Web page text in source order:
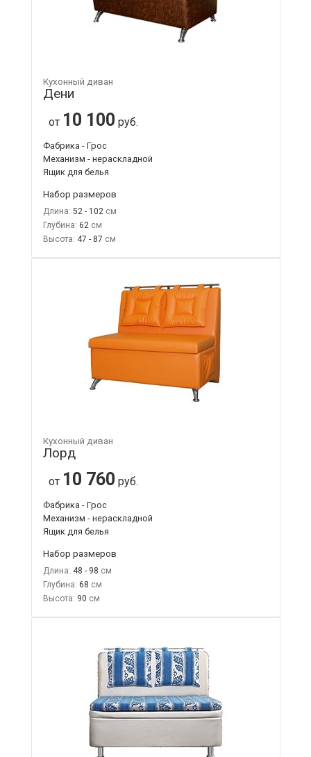
Кухонный диван
Дени
от 10 100 руб.
Фабрика - Грос
Механизм - нераскладной
Ящик для белья
Набор размеров
Длина: 52 - 102
Глубина: 62
Высота: 47 - 87
Кухонный диван
Лорд
от 10 760 руб.
Фабрика - Грос
Механизм - нераскладной
Ящик для белья
Набор размеров
Длина: 48 - 98
Глубина: 68
Высота: 90